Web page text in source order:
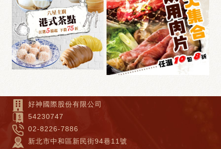
好神國際股份有限公司
54230747
02-8226-7886
新北市中和區新民街94巷11號